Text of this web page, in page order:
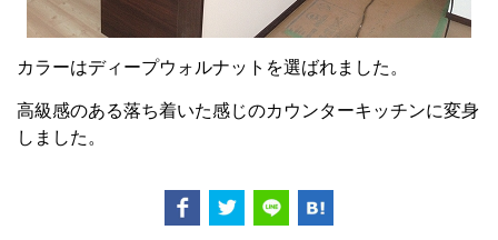
カラーはディープウォルナットを選ばれました。
高級感のある落ち着いた感じのカウンターキッチンに変身
しました。